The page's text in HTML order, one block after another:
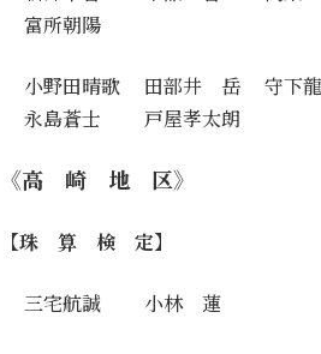
朝陽
野田晴歌 田部井 岳 守下龍
士 戸屋孝太朗
《高 崎 地 区》
【珠 算 検 定】
三宅航誠 小林 蓮